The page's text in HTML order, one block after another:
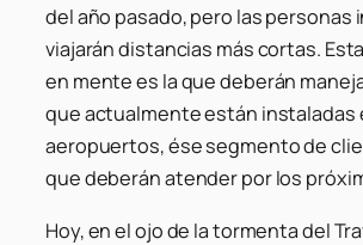
del año pasado, pero las personas
viajarán distancias más cortas.
en mente es la que deberán
que actualmente están instaladas
aeropuertos, ése segmento de
que deberán atender por los
Hoy, en el ojo de la tormenta del